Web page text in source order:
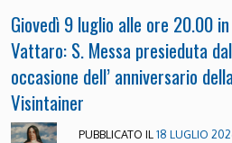
Giovedì 9 luglio alle ore 20.00
Vattaro: S. Messa presieduta
occasione dell’ anniversario
Visintainer
PUBBLICATO IL18 LUGLIO